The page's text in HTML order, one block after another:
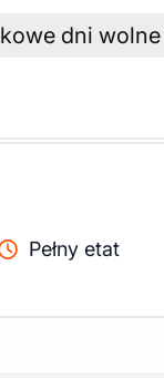
dni
Pełny etat